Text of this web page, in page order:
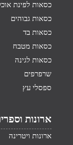
כסאות לפינת
כסאות גבוהים
כסאות בד
כסאות מטבח
כסאות לגינה
שרפרפים
ספסלי עץ
ארונות
ארונות ויטרינה